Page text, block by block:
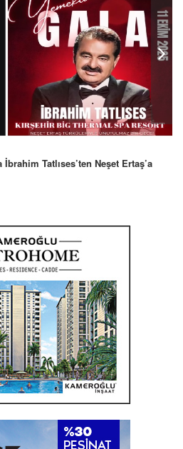
Tatlıses’ten Neşet Ertaş’a